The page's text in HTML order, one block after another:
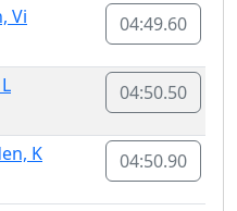
Vi 04:49.60
04:50.50
K 04:50.90